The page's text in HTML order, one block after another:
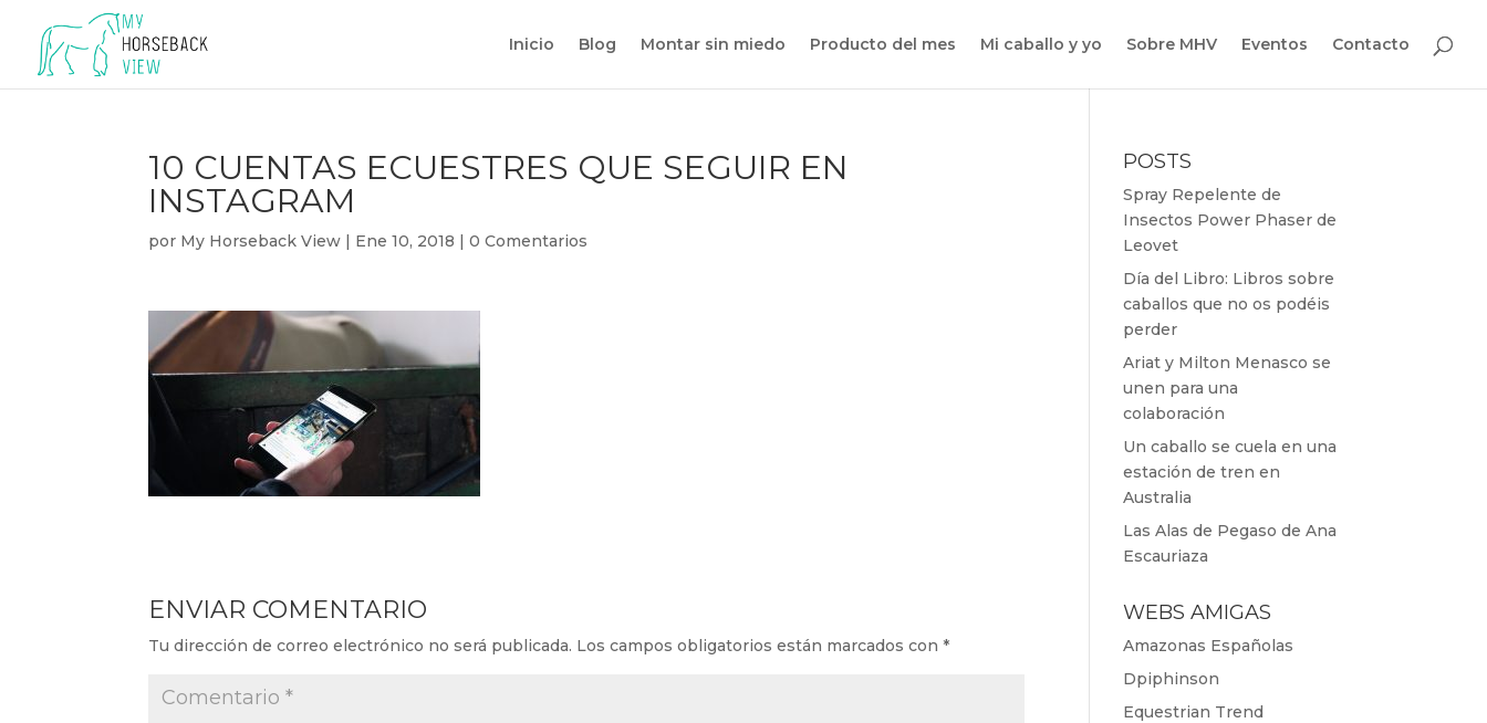
Inicio Blog Montar sin miedo Producto del mes Mi caballo y yo Sobre MHV Eventos Contacto
10 CUENTAS ECUESTRES QUE SEGUIR EN
INSTAGRAM
por My Horseback View | Ene 10, 2018 |0 Comentarios
ENVIAR COMENTARIO
Tu dirección de correo electrónico no será publicada. Los campos obligatorios están marcados con*
POSTS
Spray Repelente de
Insectos Power Phaser de
Leovet
Día del Libro: Libros sobre
caballos que no os podéis
perder
Ariat y Milton Menasco se
unen para una
colaboración
Un caballo se cuela en una
estación de tren en
Australia
Las Alas de Pegaso de Ana
Escauriaza
WEBS AMIGAS
Amazonas Españolas
Dpiphinson
Equestrian Trend